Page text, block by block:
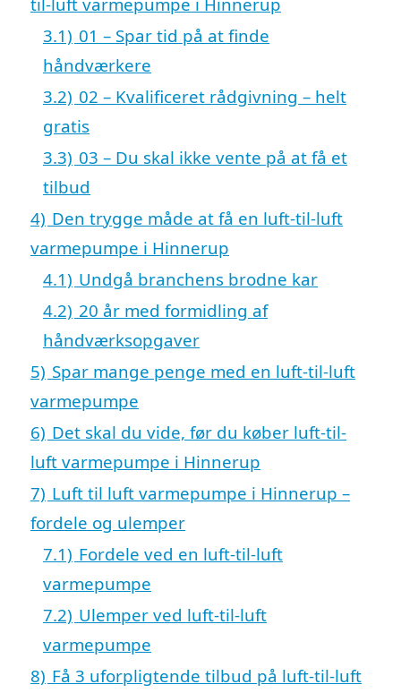
3.1) 01 – Spar tid på at finde
håndværkere
3.2) 02 – Kvalificeret rådgivning – helt
gratis
3.3) 03 – Du skal ikke vente på at få et
tilbud
4) Den trygge måde at få en luft-til-luft
varmepumpe i Hinnerup
4.1) Undgå branchens brodne kar
4.2) 20 år med formidling af
håndværksopgaver
5) Spar mange penge med en luft-til-luft
varmepumpe
6) Det skal du vide, før du køber luft-til-
luft varmepumpe i Hinnerup
7) Luft til luft varmepumpe i Hinnerup –
fordele og ulemper
7.1) Fordele ved en luft-til-luft
varmepumpe
7.2) Ulemper ved luft-til-luft
varmepumpe
8) Få 3 uforpligtende tilbud på luft-til-luft